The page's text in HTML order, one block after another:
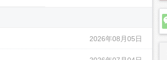
2026年08月05日